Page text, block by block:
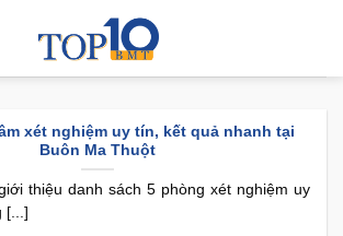
xét nghiệm uy tín, kết quả nhanh tại
Buôn Ma Thuột
thiệu danh sách 5 phòng xét nghiệm uy
[...]